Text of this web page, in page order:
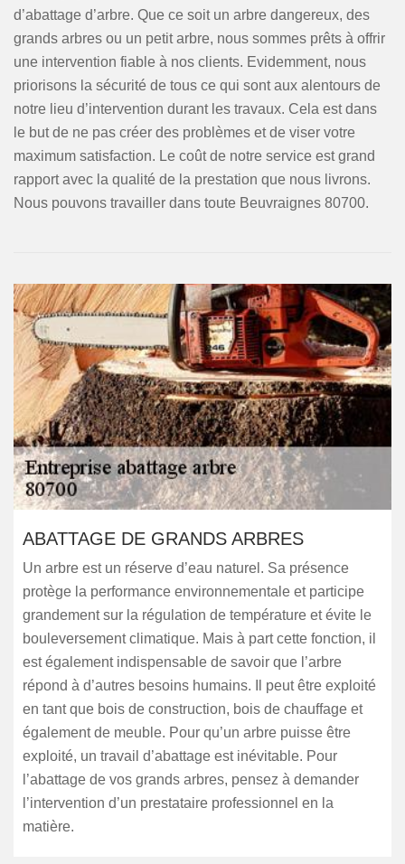
d’abattage d’arbre. Que ce soit un arbre dangereux, des
grands arbres ou un petit arbre, nous sommes prêts à offrir
une intervention fiable à nos clients. Evidemment, nous
priorisons la sécurité de tous ce qui sont aux alentours de
notre lieu d’intervention durant les travaux. Cela est dans
le but de ne pas créer des problèmes et de viser votre
maximum satisfaction. Le coût de notre service est grand
rapport avec la qualité de la prestation que nous livrons.
Nous pouvons travailler dans toute Beuvraignes 80700.
ABATTAGE DE GRANDS ARBRES
Un arbre est un réserve d’eau naturel. Sa présence
protège la performance environnementale et participe
grandement sur la régulation de température et évite le
bouleversement climatique. Mais à part cette fonction, il
est également indispensable de savoir que l’arbre
répond à d’autres besoins humains. Il peut être exploité
en tant que bois de construction, bois de chauffage et
également de meuble. Pour qu’un arbre puisse être
exploité, un travail d’abattage est inévitable. Pour
l’abattage de vos grands arbres, pensez à demander
l’intervention d’un prestataire professionnel en la
matière.